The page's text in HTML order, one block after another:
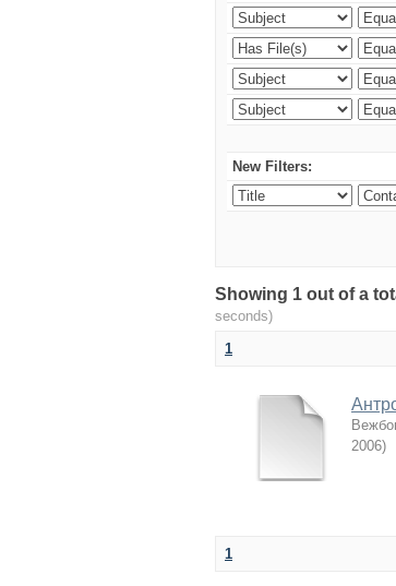
New Filters:
Showing 1 out of a
seconds)
1
2006)
1